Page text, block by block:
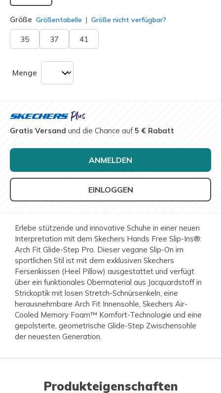
Größe Größentabelle Größe nicht verfügbar?
35 37 41
Menge
Gratis Versand und die Chance auf5 € Rabatt
ANMELDEN
EINLOGGEN
Erlebe stützende und innovative Schuhe in einer neuen
Interpretation mit dem Skechers Hands Free Slip-Ins®:
Arch Fit Glide-Step Pro. Dieser vegane Slip-On im
sportlichen Stil ist mit dem exklusiven Skechers
Fersenkissen (Heel Pillow) ausgestattet und verfügt
über ein funktionales Obermaterial aus Jacquardstoff in
Strickoptik mit losen Stretch-Schnürsenkeln, eine
herausnehmbare Arch Fit Innensohle, Skechers Air-
Cooled Memory Foam™ Komfort-Technologie und eine
gepolsterte, geometrische Glide-Step Zwischensohle
der neuesten Generation.
Produkteigenschaften